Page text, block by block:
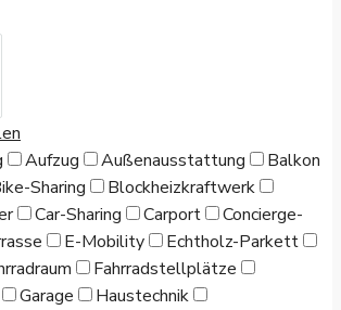
Aufzug Außenausstattung
Balkon
Sharing
Blockheizkraftwerk
Car-Sharing Carport
Concierge-
E-Mobility
Echtholz-Parkett
Fahrradstellplätze
Garage
Haustechnik